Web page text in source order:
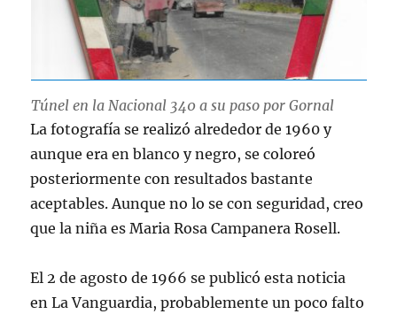
Túnel en la Nacional 340 a su paso por Gornal
La fotografía se realizó alrededor de 1960 y
aunque era en blanco y negro, se coloreó
posteriormente con resultados bastante
aceptables. Aunque no lo se con seguridad, creo
que la niña es Maria Rosa Campanera Rosell.
El 2 de agosto de 1966 se publicó esta noticia
en La Vanguardia, probablemente un poco falto